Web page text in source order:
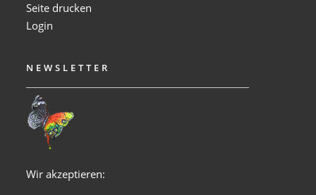
Seite drucken
Login
NEWSLETTER
Wir akzeptieren: